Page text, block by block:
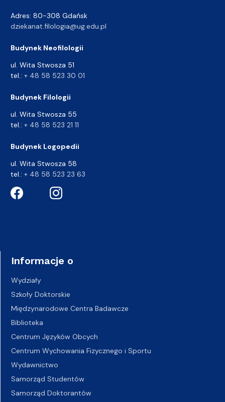
Adres: 80-308 Gdańsk
dziekanat.filologia@ug.edu.pl
Budynek Neofilologii
ul. Wita Stwosza 51
tel.: + 48 58 523 30 01
Budynek Filologii
ul. Wita Stwosza 55
tel.: + 48 58 523 21 11
Budynek Logopedii
ul. Wita Stwosza 58
tel.: + 48 58 523 23 63
Informacje o
Wydziały
Szkoły Doktorskie
Międzynarodowe Centra Badawcze
Biblioteka
Centrum Języków Obcych
Centrum Wychowania Fizycznego i Sportu
Wydawnictwo
Samorząd Studentów
Samorząd Doktorantów